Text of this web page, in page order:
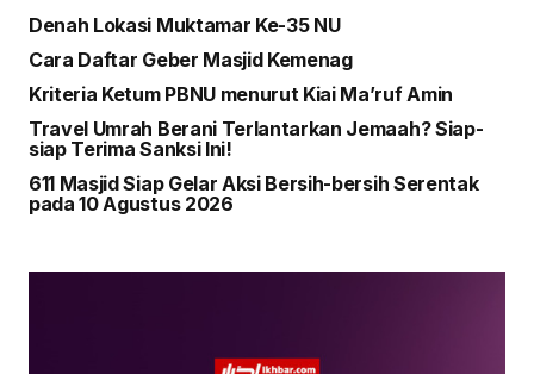
Denah Lokasi Muktamar Ke-35 NU
Cara Daftar Geber Masjid Kemenag
Kriteria Ketum PBNU menurut Kiai Ma’ruf Amin
Travel Umrah Berani Terlantarkan Jemaah? Siap-
siap Terima Sanksi Ini!
611 Masjid Siap Gelar Aksi Bersih-bersih Serentak
pada 10 Agustus 2026